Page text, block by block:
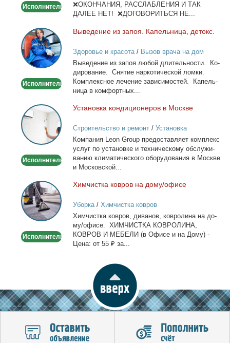
Исполнитель
❌ОКОНЧАНИЯ, РАССЛАБЛЕНИЯ И ТАК
ДАЛЕЕ НЕТ! ❌ДОГОВОРИТЬСЯ НЕ...
Выведение
из
запоя.
Капельница,
Исполнитель
Вы­ве­де­ние из за­поя. Ка­пель­ни­ца, де­токс.
Здоровье и красота/ Вызов врача на дом
Вы­ве­де­ние из за­поя лю­бой дли­тель­но­сти. Ко­
ди­ро­ва­ние. Сня­тие нар­ко­ти­че­ской лом­ки.
Ком­плекс­ное ле­че­ние за­ви­си­мо­стей. Ка­пель­
ни­ца в ком­форт­ных...
Установка
кондиционеров
в
Москве
Исполнитель
Уста­нов­ка кон­ди­ци­о­не­ров в Москве
Строительство и ремонт/ Установка
кондиционеров
Ком­па­ния Leon Group предо­став­ля­ет ком­плекс
услуг по уста­нов­ке и тех­ни­че­ско­му об­слу­жи­
ва­нию кли­ма­ти­че­ско­го обо­ру­до­ва­ния в Москве
и Мос­ков­ской...
Химчистка
ковров
на
дому/
Исполнитель
Хим­чист­ка ков­ров на до­му/офи­се
Уборка/ Химчистка ковров
Хим­чист­ка ков­ров, ди­ва­нов, ков­ро­ли­на на до­
му/офи­се. ХИМЧИСТКА КОВРОЛИНА,
КОВРОВ И МЕБЕЛИ (в Офи­се и на До­му) -
Це­на: от 55 ₽ за...